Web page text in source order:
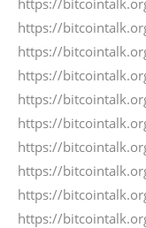
https://
https://
https://
https://
https://
https://
https://
https://
https://
https://